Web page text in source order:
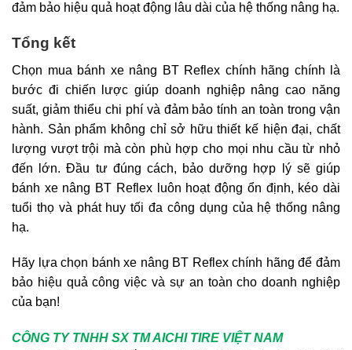
đảm bảo hiệu quả hoạt động lâu dài của hệ thống nâng hạ.
Tổng kết
Chọn mua bánh xe nâng BT Reflex chính hãng chính là
bước đi chiến lược giúp doanh nghiệp nâng cao năng
suất, giảm thiểu chi phí và đảm bảo tính an toàn trong vận
hành. Sản phẩm không chỉ sở hữu thiết kế hiện đại, chất
lượng vượt trội mà còn phù hợp cho mọi nhu cầu từ nhỏ
đến lớn. Đầu tư đúng cách, bảo dưỡng hợp lý sẽ giúp
bánh xe nâng BT Reflex luôn hoạt động ổn định, kéo dài
tuổi thọ và phát huy tối đa công dụng của hệ thống nâng
hạ.
Hãy lựa chọn bánh xe nâng BT Reflex chính hãng để đảm
bảo hiệu quả công việc và sự an toàn cho doanh nghiệp
của bạn!
CÔNG TY TNHH SX TM AICHI TIRE VIỆT NAM